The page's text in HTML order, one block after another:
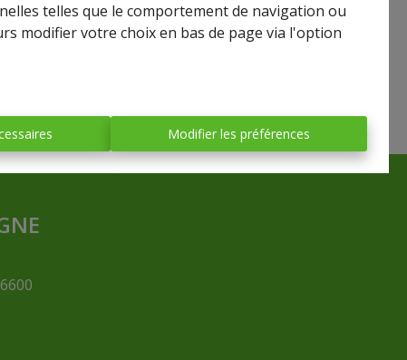
telles que le comportement de navigation ou
modifier votre choix en bas de page via l'option
Modifier les préférences